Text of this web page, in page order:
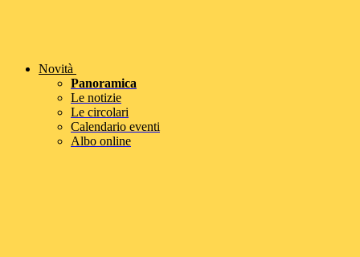
Novità
Panoramica
Le notizie
Le circolari
Calendario eventi
Albo online